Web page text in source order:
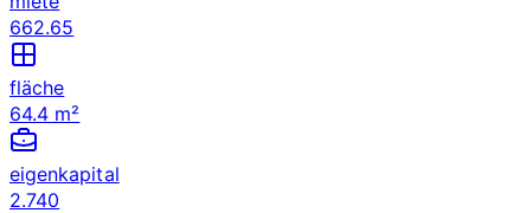
662.65
fläche
64.4 m²
eigenkapital
2.740